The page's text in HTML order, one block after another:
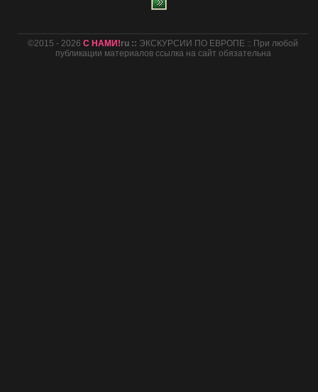
©2015 - 2026С НАМИ!ru :: ЭКСКУРСИИ ПО ЕВРОПЕ :: При любой
публикации материалов ссылка на сайт обязательна